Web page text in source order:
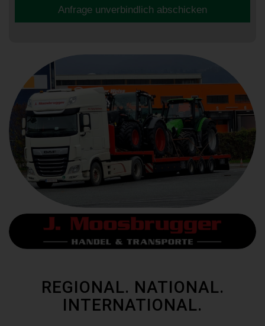
Anfrage unverbindlich abschicken
REGIONAL. NATIONAL.
INTERNATIONAL.